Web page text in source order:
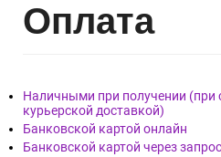
Оплата
Наличными при получении
курьерской доставкой)
Банковской картой онлайн
Банковской картой через